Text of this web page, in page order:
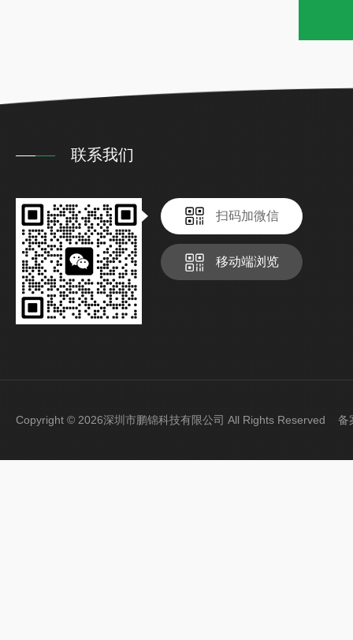
联系我们
扫码加微信
移动端浏览
Copyright © 2026深圳市鹏锦科技有限公司 All Rights Reserved 备